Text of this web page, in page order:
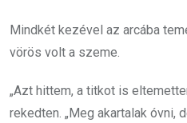
Mindkét kezével az arcába
vörös volt a szeme.
„Azt hittem, a titkot is
rekedten. „Meg akartalak óvni,